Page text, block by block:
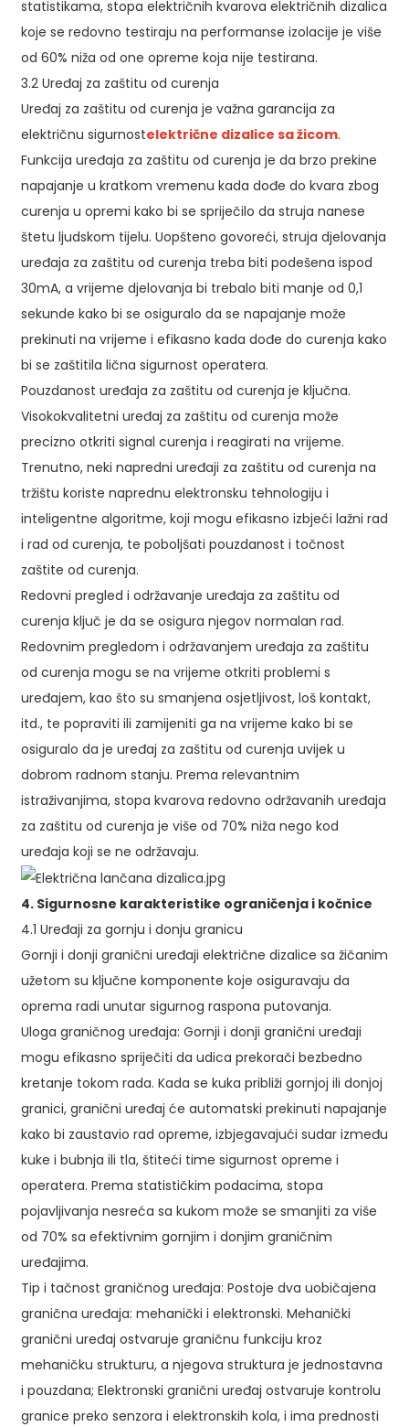
statistikama, stopa električnih kvarova električnih dizalica
koje se redovno testiraju na performanse izolacije je više
od 60% niža od one opreme koja nije testirana.
3.2 Uređaj za zaštitu od curenja
Uređaj za zaštitu od curenja je važna garancija za
električnu sigurnostelektrične dizalice sa žicom.
Funkcija uređaja za zaštitu od curenja je da brzo prekine
napajanje u kratkom vremenu kada dođe do kvara zbog
curenja u opremi kako bi se spriječilo da struja nanese
štetu ljudskom tijelu. Uopšteno govoreći, struja djelovanja
uređaja za zaštitu od curenja treba biti podešena ispod
30mA, a vrijeme djelovanja bi trebalo biti manje od 0,1
sekunde kako bi se osiguralo da se napajanje može
prekinuti na vrijeme i efikasno kada dođe do curenja kako
bi se zaštitila lična sigurnost operatera.
Pouzdanost uređaja za zaštitu od curenja je ključna.
Visokokvalitetni uređaj za zaštitu od curenja može
precizno otkriti signal curenja i reagirati na vrijeme.
Trenutno, neki napredni uređaji za zaštitu od curenja na
tržištu koriste naprednu elektronsku tehnologiju i
inteligentne algoritme, koji mogu efikasno izbjeći lažni rad
i rad od curenja, te poboljšati pouzdanost i točnost
zaštite od curenja.
Redovni pregled i održavanje uređaja za zaštitu od
curenja ključ je da se osigura njegov normalan rad.
Redovnim pregledom i održavanjem uređaja za zaštitu
od curenja mogu se na vrijeme otkriti problemi s
uređajem, kao što su smanjena osjetljivost, loš kontakt,
itd., te popraviti ili zamijeniti ga na vrijeme kako bi se
osiguralo da je uređaj za zaštitu od curenja uvijek u
dobrom radnom stanju. Prema relevantnim
istraživanjima, stopa kvarova redovno održavanih uređaja
za zaštitu od curenja je više od 70% niža nego kod
uređaja koji se ne održavaju.
4. Sigurnosne karakteristike ograničenja i kočnice
4.1 Uređaji za gornju i donju granicu
Gornji i donji granični uređaji električne dizalice sa žičanim
užetom su ključne komponente koje osiguravaju da
oprema radi unutar sigurnog raspona putovanja.
Uloga graničnog uređaja: Gornji i donji granični uređaji
mogu efikasno spriječiti da udica prekorači bezbedno
kretanje tokom rada. Kada se kuka približi gornjoj ili donjoj
granici, granični uređaj će automatski prekinuti napajanje
kako bi zaustavio rad opreme, izbjegavajući sudar između
kuke i bubnja ili tla, štiteći time sigurnost opreme i
operatera. Prema statističkim podacima, stopa
pojavljivanja nesreća sa kukom može se smanjiti za više
od 70% sa efektivnim gornjim i donjim graničnim
uređajima.
Tip i tačnost graničnog uređaja: Postoje dva uobičajena
granična uređaja: mehanički i elektronski. Mehanički
granični uređaj ostvaruje graničnu funkciju kroz
mehaničku strukturu, a njegova struktura je jednostavna
i pouzdana; Elektronski granični uređaj ostvaruje kontrolu
granice preko senzora i elektronskih kola, i ima prednosti